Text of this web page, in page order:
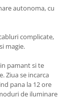
autonoma, cu
complicate,
magie.
pamant si te
Ziua se incarca
pana la 12 ore
de iluminare